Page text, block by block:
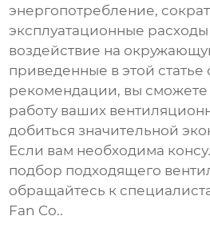
энергопотребление,
эксплуатационные
воздействие на
приведенные в этой статье
рекомендации, вы сможете
работу ваших
добиться значительной
Если вам необходима
подбор подходящего
обращайтесь к
Fan Co..